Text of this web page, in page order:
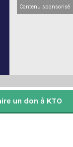
Contenu sponsorisé
un don à KTO